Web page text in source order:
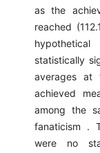
as the
reached
statistically
averages
achieved
among the
fanaticism .
were no